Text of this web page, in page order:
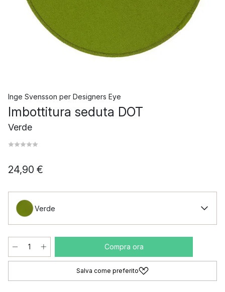
Inge Svensson per Designers Eye
Imbottitura seduta DOT
Verde
24,90 €
Verde
Compra ora
Salva come preferito